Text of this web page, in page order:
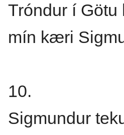
Tróndur í Götu
mín kæri
10.
Sigmundur